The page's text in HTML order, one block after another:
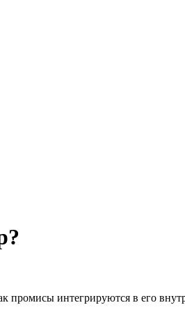
промисы интегрируются в его